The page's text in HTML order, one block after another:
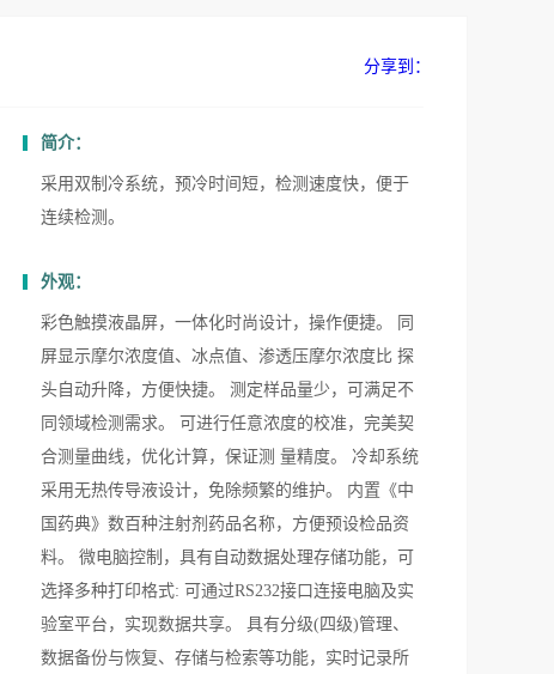
分享到：
简介：
采用双制冷系统，预冷时间短，检测速度快，便于
连续检测。
外观：
彩色触摸液晶屏，一体化时尚设计，操作便捷。 同
屏显示摩尔浓度值、冰点值、渗透压摩尔浓度比 探
头自动升降，方便快捷。 测定样品量少，可满足不
同领域检测需求。 可进行任意浓度的校准，完美契
合测量曲线，优化计算，保证测 量精度。 冷却系统
采用无热传导液设计，免除频繁的维护。 内置《中
国药典》数百种注射剂药品名称，方便预设检品资
料。 微电脑控制，具有自动数据处理存储功能，可
选择多种打印格式: 可通过RS232接口连接电脑及实
验室平台，实现数据共享。 具有分级(四级)管理、
数据备份与恢复、存储与检索等功能，实时记录所